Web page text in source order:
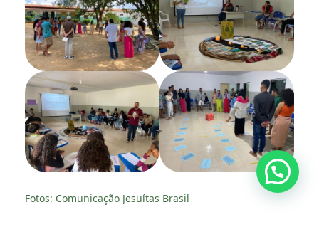
Fotos: Comunicação Jesuítas Brasil